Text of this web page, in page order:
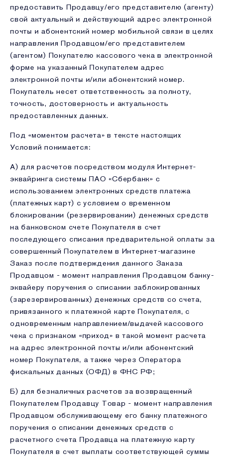
предоставить Продавцу/его представителю (агенту)
свой актуальный и действующий адрес электронной
почты и абонентский номер мобильной связи в целях
направления Продавцом/его представителем
(агентом) Покупателю кассового чека в электронной
форме на указанный Покупателем адрес
электронной почты и/или абонентский номер.
Покупатель несет ответственность за полноту,
точность, достоверность и актуальность
предоставленных данных.
Под «моментом расчета» в тексте настоящих
Условий понимается:
А) для расчетов посредством модуля Интернет-
эквайринга системы ПАО «Сбербанк» с
использованием электронных средств платежа
(платежных карт) с условием о временном
блокировании (резервировании) денежных средств
на банковском счете Покупателя в счет
последующего списания предварительной оплаты за
совершенный Покупателем в Интернет-магазине
Заказ после подтверждения данного Заказа
Продавцом - момент направления Продавцом банку-
эквайеру поручения о списании заблокированных
(зарезервированных) денежных средств со счета,
привязанного к платежной карте Покупателя, с
одновременным направлением/выдачей кассового
чека с признаком «приход» в такой момент расчета
на адрес электронной почты и/или абонентский
номер Покупателя, а также через Оператора
фискальных данных (ОФД) в ФНС РФ;
Б) для безналичных расчетов за возвращенный
Покупателем Продавцу Товар - момент направления
Продавцом обслуживающему его банку платежного
поручения о списании денежных средств с
расчетного счета Продавца на платежную карту
Покупателя в счет выплаты соответствующей суммы